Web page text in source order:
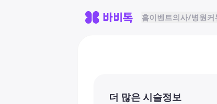
홈이벤트의사/병원커
더 많은 시술정보